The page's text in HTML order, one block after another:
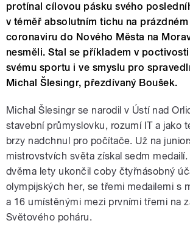
protínal cílovou pásku svého
v téměř absolutním tichu na
coronaviru do Nového Města na
nesměli. Stal se příkladem v
svému sportu i ve smyslu pro
Michal Šlesingr, přezdívaný Boušek.
Michal Šlesingr se narodil v Ústí nad
stavební průmyslovku, rozumí IT a jako
brzy nadchnul pro počítače. Už na
mistrovstvích světa získal sedm
dvěma lety ukončil coby čtyřnásobný
olympijských her, se třemi medailemi s
a 16 umístěnými mezi prvními třemi na
Světového poháru.